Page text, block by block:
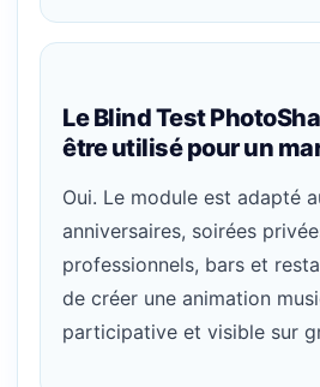
Le Blind Test
être utilisé pour un
Oui. Le module est adapté
anniversaires, soirées
professionnels, bars et
de créer une animation
participative et visible sur